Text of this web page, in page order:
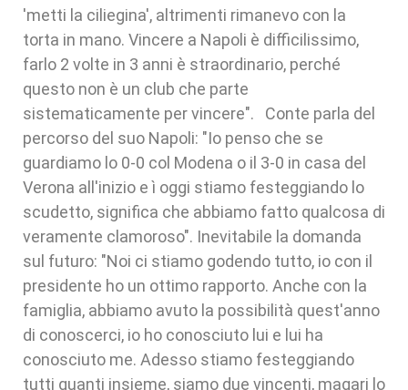
'metti la ciliegina', altrimenti rimanevo con la
torta in mano. Vincere a Napoli è difficilissimo,
farlo 2 volte in 3 anni è straordinario, perché
questo non è un club che parte
sistematicamente per vincere". Conte parla del
percorso del suo Napoli: "Io penso che se
guardiamo lo 0-0 col Modena o il 3-0 in casa del
Verona all'inizio e ì oggi stiamo festeggiando lo
scudetto, significa che abbiamo fatto qualcosa di
veramente clamoroso". Inevitabile la domanda
sul futuro: "Noi ci stiamo godendo tutto, io con il
presidente ho un ottimo rapporto. Anche con la
famiglia, abbiamo avuto la possibilità quest'anno
di conoscerci, io ho conosciuto lui e lui ha
conosciuto me. Adesso stiamo festeggiando
tutti quanti insieme, siamo due vincenti, magari lo